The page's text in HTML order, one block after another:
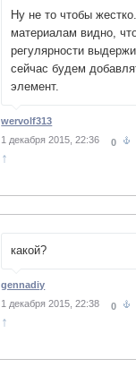
Ну не то чтобы
материалам видно,
регулярности
сейчас будем
элемент.
wervolf313
1 декабря 2015, 22:36
0
↑
какой?
gennadiy
1 декабря 2015, 22:38
0
↑